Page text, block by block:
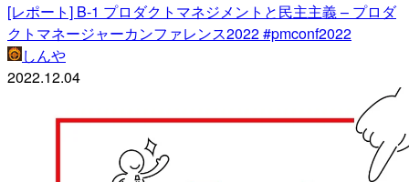
[レポート] B-1 プロダクトマネジメントと民主主義 – プロダ
クトマネージャーカンファレンス2022 #pmconf2022
しんや
2022.12.04